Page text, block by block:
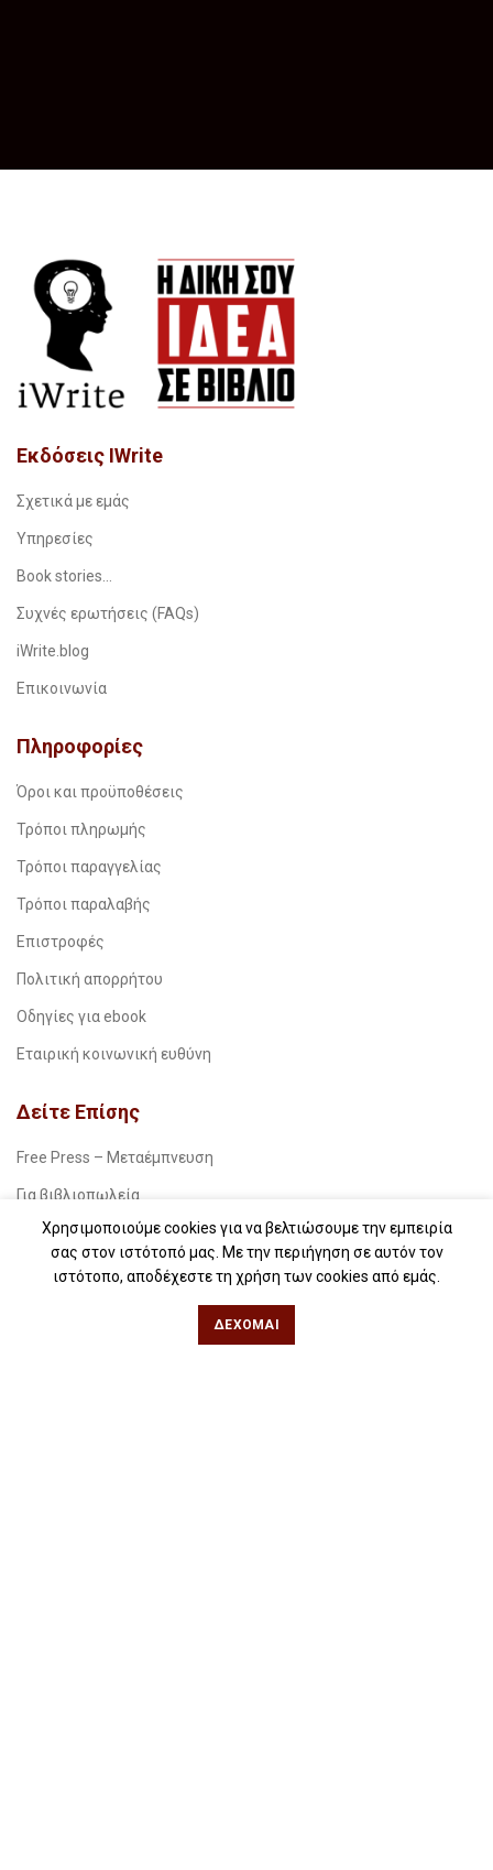
Εκδόσεις IWrite
Σχετικά με εμάς
Υπηρεσίες
Book stories…
Συχνές ερωτήσεις (FAQs)
iWrite.blog
Επικοινωνία
Πληροφορίες
Όροι και προϋποθέσεις
Τρόποι πληρωμής
Τρόποι παραγγελίας
Τρόποι παραλαβής
Επιστροφές
Πολιτική απορρήτου
Οδηγίες για ebook
Εταιρική κοινωνική ευθύνη
Δείτε Επίσης
Free Press – Μεταέμπνευση
Για βιβλιοπωλεία
Για λέσχες ανάγνωσης
Για δημοσιογράφους
Χρησιμοποιούμε cookies για να βελτιώσουμε την εμπειρία
σας στον ιστότοπό μας. Με την περιήγηση σε αυτόν τον
ιστότοπο, αποδέχεστε τη χρήση των cookies από εμάς.
ΔΈΧΟΜΑΙ